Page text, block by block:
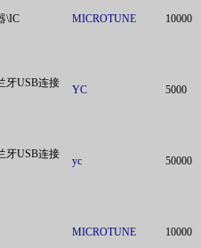
\IC MICROTUNE 10000
牙USB连接
YC 5000
牙USB连接
yc 50000
MICROTUNE 10000